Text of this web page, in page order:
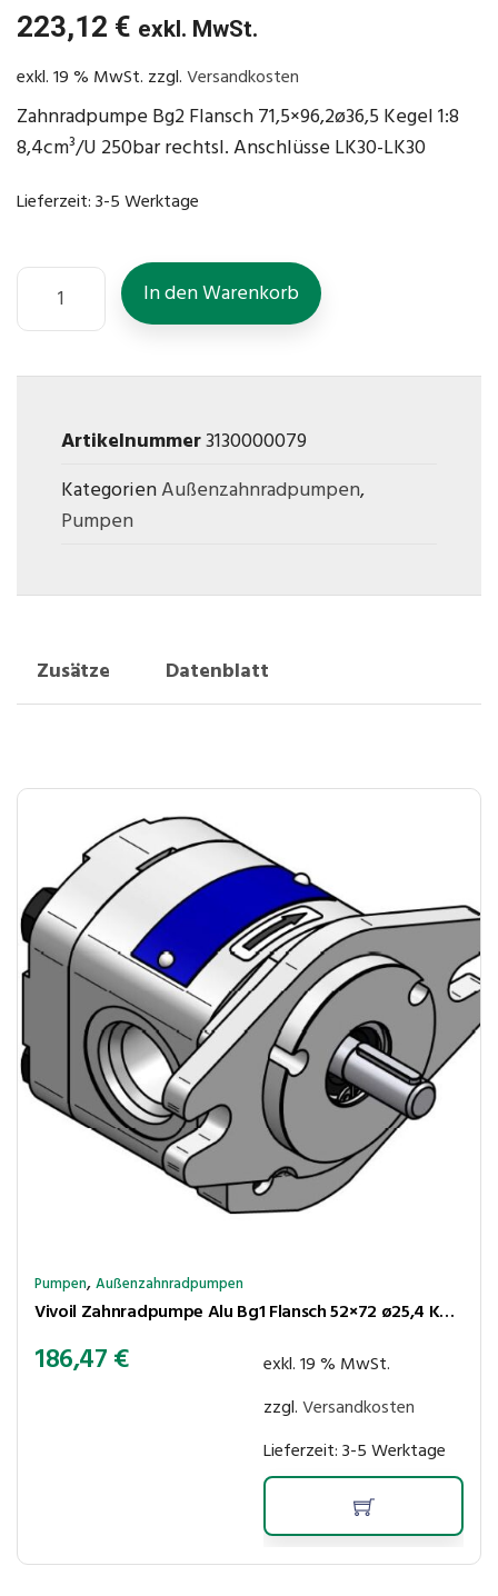
223,12 € exkl. MwSt.
exkl. 19 % MwSt. zzgl.Versandkosten
Zahnradpumpe Bg2 Flansch 71,5×96,2ø36,5 Kegel 1:8
8,4cm³/U 250bar rechtsl. Anschlüsse LK30-LK30
Lieferzeit:3-5 Werktage
In den Warenkorb
Artikelnummer3130000079
KategorienAußenzahnradpumpen,
Pumpen
Zusätze Datenblatt
Pumpen,Außenzahnradpumpen
Vivoil Zahnradpumpe Alu Bg1 Flansch 52×72 ø25,4 Kegel 1:8 4,94 cm³/U 250bar rechtsl Anschl LK30-30
186,47€
exkl. 19 % MwSt.
zzgl.Versandkosten
Lieferzeit:3-5 Werktage